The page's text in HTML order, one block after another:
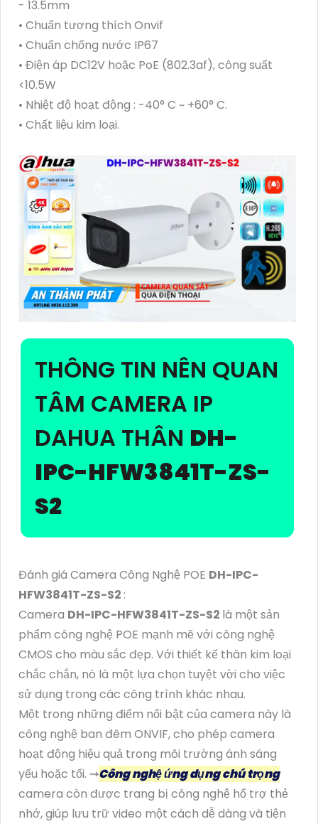
- 13.5mm
• Chuẩn tương thích Onvif
• Chuẩn chống nước IP67
• Điện áp DC12V hoặc PoE (802.3af), công suất
<10.5W
• Nhiệt độ hoạt động : -40° C ~ +60° C.
• Chất liệu kim loại.
THÔNG TIN NÊN QUAN
TÂM CAMERA IP
DAHUA THÂN DH-
IPC-HFW3841T-ZS-
S2
Đánh giá Camera Công Nghệ POE DH-IPC-
HFW3841T-ZS-S2 :
Camera DH-IPC-HFW3841T-ZS-S2 là một sản
phẩm công nghệ POE mạnh mẽ với công nghệ
CMOS cho màu sắc đẹp. Với thiết kế thân kim loại
chắc chắn, nó là một lựa chọn tuyệt vời cho việc
sử dụng trong các công trình khác nhau.
Một trong những điểm nổi bật của camera này là
công nghệ ban đêm ONVIF, cho phép camera
hoạt động hiệu quả trong môi trường ánh sáng
yếu hoặc tối. ⇝Công nghệ ứng dụng chú trọng
camera còn được trang bị công nghệ hổ trợ thẻ
nhớ, giúp lưu trữ video một cách dễ dàng và tiện